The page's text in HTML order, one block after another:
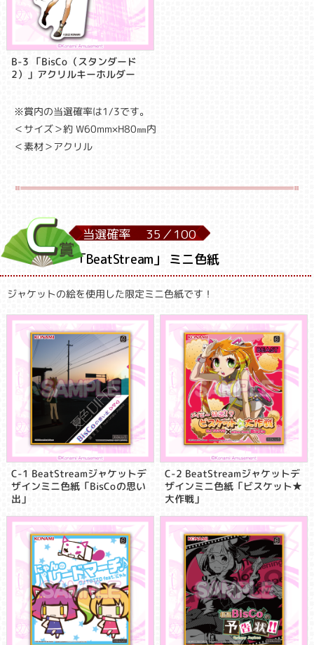
B-3 「BisCo（スタンダード
2）」アクリルキーホルダー
※賞内の当選確率は1/3です。
＜サイズ＞約 W60mm×H80㎜内
＜素材＞アクリル
当選確率 35／100
「BeatStream」 ミニ色紙
ジャケットの絵を使用した限定ミニ色紙です！
C-1 BeatStreamジャケットデ
ザインミニ色紙「BisCoの思い
出」
C-2 BeatStreamジャケットデ
ザインミニ色紙「ビスケット★
大作戦」